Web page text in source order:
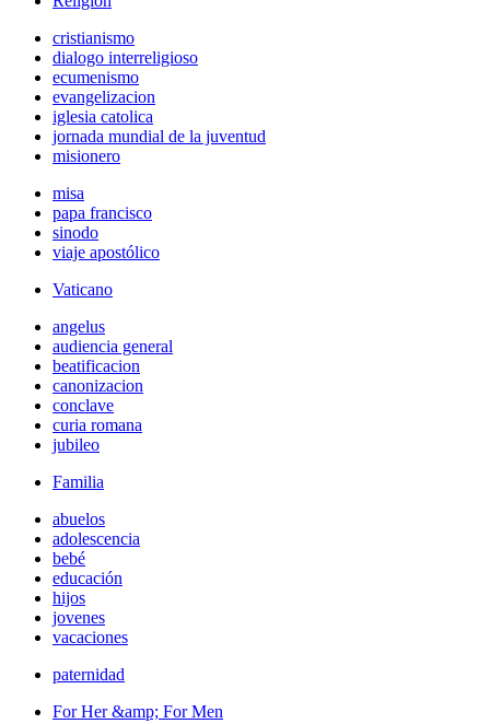
cristianismo
dialogo interreligioso
ecumenismo
evangelizacion
iglesia catolica
jornada mundial de la juventud
misionero
misa
papa francisco
sinodo
viaje apostólico
Vaticano
angelus
audiencia general
beatificacion
canonizacion
conclave
curia romana
jubileo
Familia
abuelos
adolescencia
bebé
educación
hijos
jovenes
vacaciones
paternidad
For Her &amp; For Men